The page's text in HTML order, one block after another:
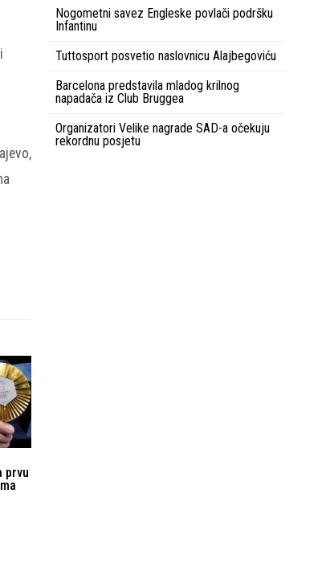
prvu
Nogometni savez Engleske povlači podršku
Infantinu
Tuttosport posvetio naslovnicu Alajbegoviću
Barcelona predstavila mladog krilnog
napadača iz Club Bruggea
Organizatori Velike nagrade SAD-a očekuju
rekordnu posjetu